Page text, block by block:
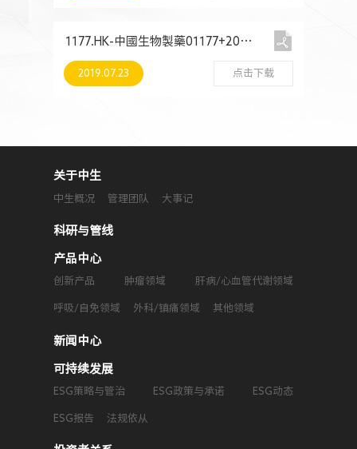
2019.07.23
1177.HK-中國生物製藥01177+2018+環境、社會及管治報告
点击下载
关于中生
中生概况 管理团队 大事记
科研与管线
产品中心
创新产品 肿瘤领域 肝病/心血管代谢领域
呼吸/自免领域 外科/镇痛领域 其他领域
新闻中心
可持续发展
ESG策略与管治 ESG政策与承诺 ESG动态
ESG报告 法规依从